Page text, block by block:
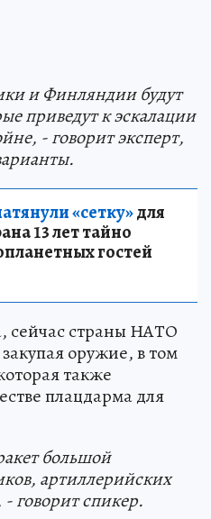
и Финляндии будут
приведут к эскалации
- говорит эксперт,
«сетку»для
13 лет тайно
гостей
сейчас страны НАТО
оружие, в том
также
плацдарма для
большой
артиллерийских
говорит спикер.